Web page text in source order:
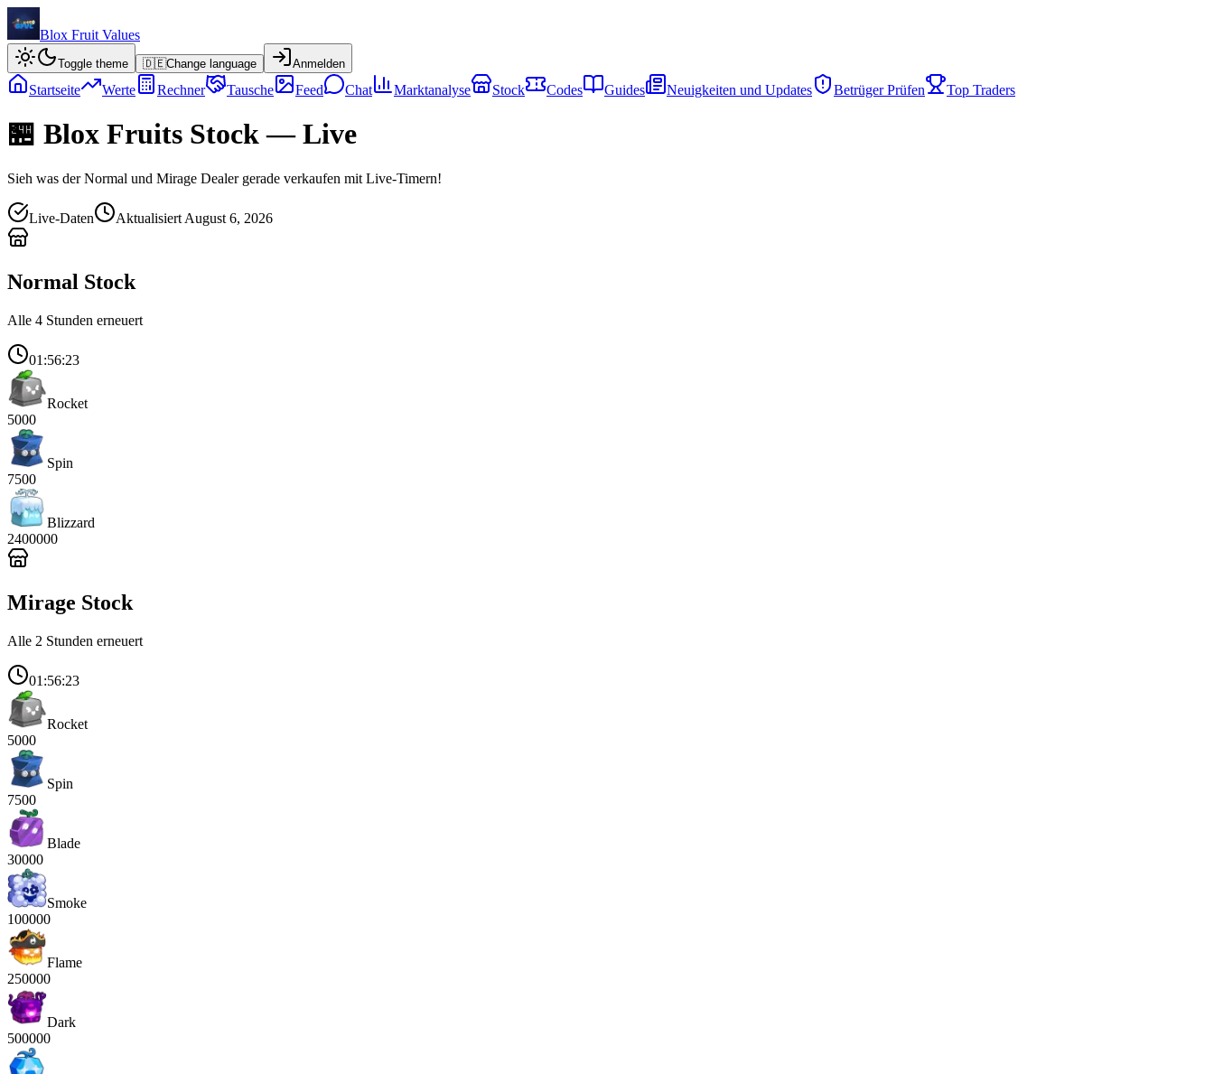
Blox Fruit Values
Toggle theme 🇩🇪Change language Anmelden
Startseite Werte Rechner Tausche Feed Chat Marktanalyse Stock Codes Guides Neuigkeiten und Updates Betrüger Prüfen Top Traders
🏪 Blox Fruits Stock — Live
Sieh was der Normal und Mirage Dealer gerade verkaufen mit Live-Timern!
Live-Daten Aktualisiert August 6, 2026
Normal Stock
Alle 4 Stunden erneuert
01:56:23
Rocket
5000
Spin
7500
Blizzard
2400000
Mirage Stock
Alle 2 Stunden erneuert
01:56:23
Rocket
5000
Spin
7500
Blade
30000
Smoke
100000
Flame
250000
Dark
500000